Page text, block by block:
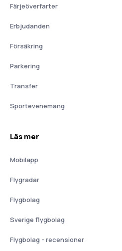
Färjeöverfarter
Erbjudanden
Försäkring
Parkering
Transfer
Sportevenemang
Läs mer
Mobilapp
Flygradar
Flygbolag
Sverige flygbolag
Flygbolag - recensioner